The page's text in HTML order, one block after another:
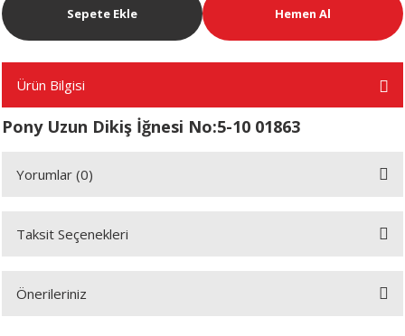
Sepete Ekle Hemen Al
Ürün Bilgisi
Pony Uzun Dikiş İğnesi No:5-10 01863
Yorumlar (0)
Bu ürüne ilk yorumu siz yapın!
Taksit Seçenekleri
Önerileriniz